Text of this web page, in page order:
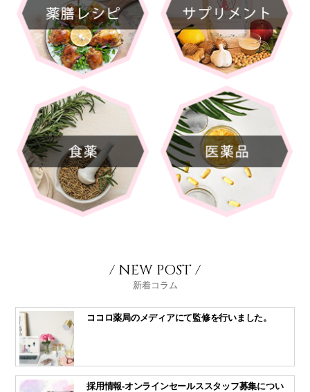
/ NEW POST /
新着コラム
ココロ薬局のメディアにて監修を行いました。
採用情報-オンラインセールススタッフ募集につい